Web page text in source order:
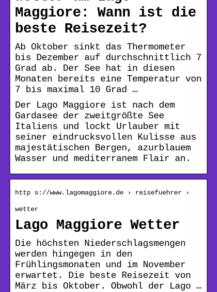
Maggiore: Wann ist die
beste Reisezeit?
Ab Oktober sinkt das Thermometer
bis Dezember auf durchschnittlich 7
Grad ab. Der See hat in diesen
Monaten bereits eine Temperatur von
7 bis maximal 10 Grad …
Der Lago Maggiore ist nach dem
Gardasee der zweitgrößte See
Italiens und lockt Urlauber mit
seiner eindrucksvollen Kulisse aus
majestätischen Bergen, azurblauem
Wasser und mediterranem Flair an.
http s://www.lagomaggiore.de › reisefuehrer ›
wetter
Lago Maggiore Wetter
Die höchsten Niederschlagsmengen
werden hingegen in den
Frühlingsmonaten und im November
erwartet. Die beste Reisezeit von
März bis Oktober. Obwohl der Lago …